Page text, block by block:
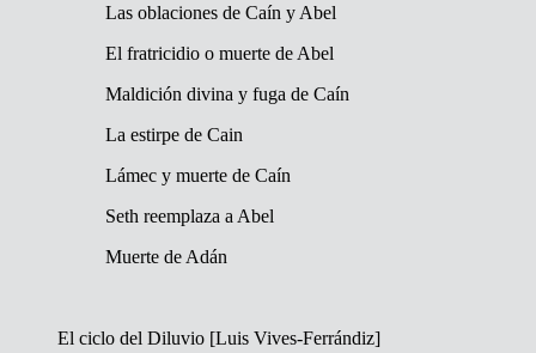
Las oblaciones de Caín y Abel
El fratricidio o muerte de Abel
Maldición divina y fuga de Caín
La estirpe de Cain
Lámec y muerte de Caín
Seth reemplaza a Abel
Muerte de Adán
El ciclo del Diluvio [Luis Vives-Ferrándiz]